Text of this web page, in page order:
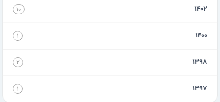
۱۴۰۲ ۱۰
۱۴۰۰ ۱
۱۳۹۸ ۲
۱۳۹۷ ۱